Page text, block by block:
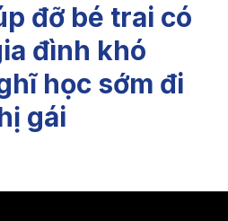
đỡ bé trai có
đình khó
học sớm đi
gái